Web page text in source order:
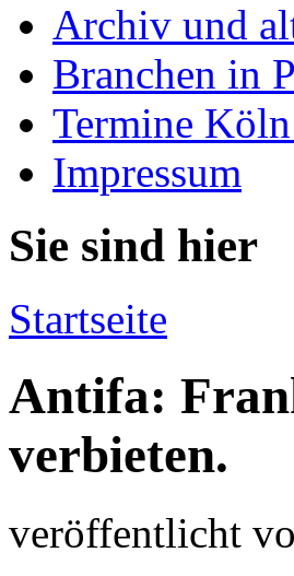
Archiv und
Branchen in
Termine
Impressum
Sie sind hier
Startseite
Antifa:
verbieten.
veröffentlicht